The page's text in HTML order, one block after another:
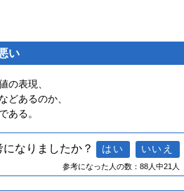
い
の表現、
どあるのか、
ある。
になりましたか？
参考になった人の数：88人中21人